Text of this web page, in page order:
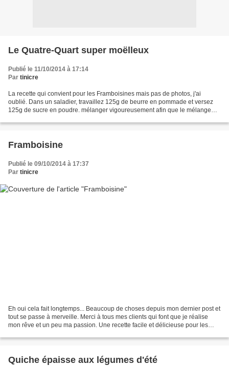
Le Quatre-Quart super moëlleux
Publié le 11/10/2014 à 17:14
Par tinicre
La recette qui convient pour les Framboisines mais pas de photos, j'ai
oublié. Dans un saladier, travaillez 125g de beurre en pommade et versez
125g de sucre en poudre. mélanger vigoureusement afin que le mélange
Framboisine
Publié le 09/10/2014 à 17:37
Par tinicre
Eh oui cela fait longtemps... Beaucoup de choses depuis mon dernier post et
tout se passe à merveille. Merci à tous mes clients qui font que je réalise
mon rêve et un peu ma passion. Une recette facile et délicieuse pour les
Quiche épaisse aux légumes d'été